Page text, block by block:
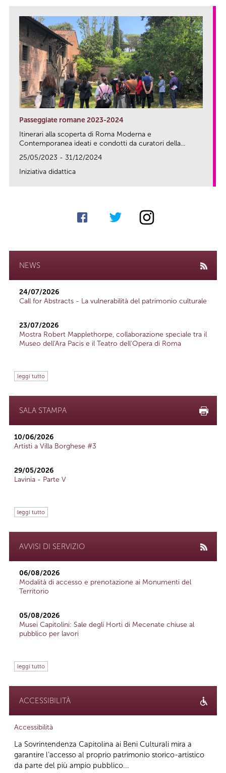
Passeggiate romane 2023-2024
Itinerari alla scoperta di Roma Moderna e
Contemporanea ideati e condotti da curatori della...
25/05/2023 - 31/12/2024
Iniziativa didattica
NEWS
24/07/2026
Call for Abstracts - La vulnerabilità del patrimonio culturale
23/07/2026
Mostra Robert Mapplethorpe, collaborazione speciale tra il
Museo dell'Ara Pacis e il Teatro dell'Opera di Roma
leggi tutto
SALA STAMPA
10/06/2026
Artisti a Villa Borghese #3
29/05/2026
Lavinia - Parte V
leggi tutto
AVVISI DI SERVIZIO
06/08/2026
Modalità di accesso e prenotazione ai Monumenti del
Territorio
05/08/2026
Musei Capitolini: Sale degli Horti di Mecenate chiuse al
pubblico per lavori
leggi tutto
ACCESSIBILITÀ
Accessibilità
La Sovrintendenza Capitolina ai Beni Culturali mira a
garantire l’accesso al proprio patrimonio storico-artistico
da parte del più ampio pubblico...